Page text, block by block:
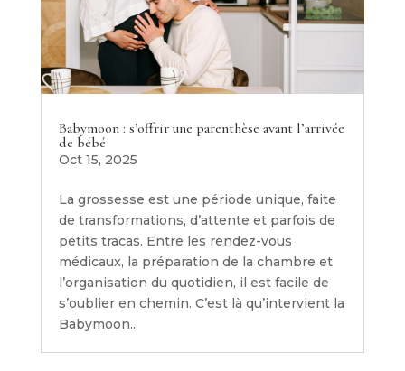
Babymoon : s’offrir une parenthèse avant l’arrivée
de bébé
Oct 15, 2025
La grossesse est une période unique, faite
de transformations, d’attente et parfois de
petits tracas. Entre les rendez-vous
médicaux, la préparation de la chambre et
l’organisation du quotidien, il est facile de
s’oublier en chemin. C’est là qu’intervient la
Babymoon...